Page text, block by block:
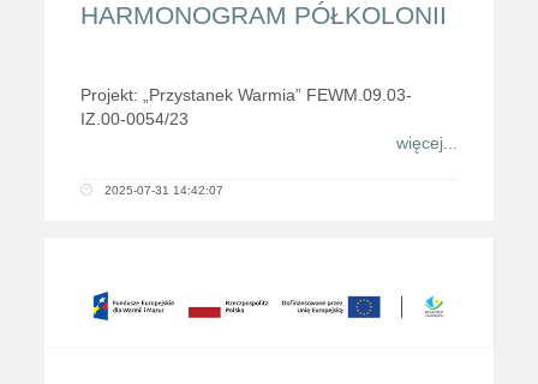
HARMONOGRAM PÓŁKOLONII
Projekt: „Przystanek Warmia” FEWM.09.03-
IZ.00-0054/23
więcej...
2025-07-31 14:42:07